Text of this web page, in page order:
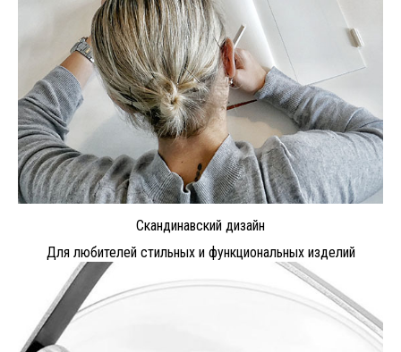
Скандинавский дизайн
Для любителей стильных и функциональных изделий